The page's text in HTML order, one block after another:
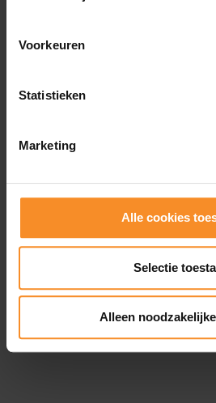
Voorkeuren
Statistieken
Marketing
Alle cookies
Selectie
Alleen
Wat je misschien ook leuk vindt
- 66